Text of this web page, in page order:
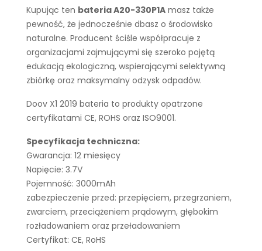
Kupując ten bateria A20-330P1A masz także
pewność, że jednocześnie dbasz o środowisko
naturalne. Producent ściśle współpracuje z
organizacjami zajmującymi się szeroko pojętą
edukacją ekologiczną, wspierającymi selektywną
zbiórkę oraz maksymalny odzysk odpadów.
Doov X1 2019 bateria to produkty opatrzone
certyfikatami CE, ROHS oraz ISO9001.
Specyfikacja techniczna:
Gwarancja: 12 miesięcy
Napięcie: 3.7V
Pojemność: 3000mAh
zabezpieczenie przed: przepięciem, przegrzaniem,
zwarciem, przeciążeniem prądowym, głębokim
rozładowaniem oraz przeładowaniem
Certyfikat: CE, RoHS